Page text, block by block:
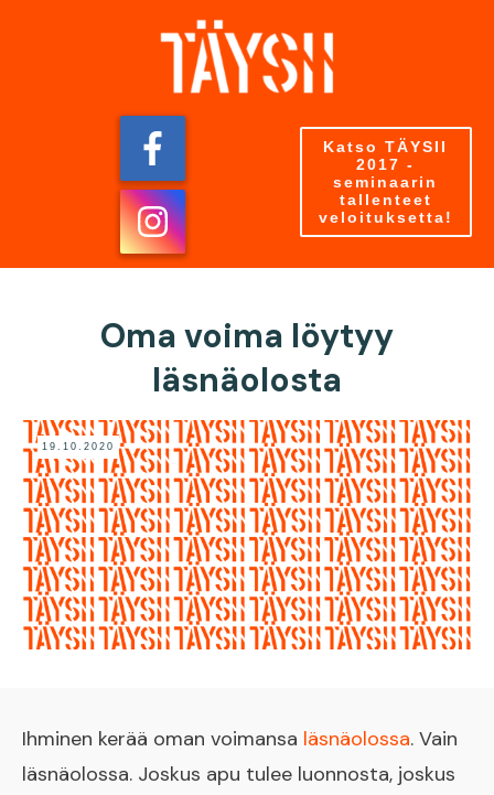
Katso TÄYSII
2017 -
seminaarin
tallenteet
veloituksetta!
Oma voima löytyy
läsnäolosta
19.10.2020
Ihminen kerää oman voimansa läsnäolossa. Vain
läsnäolossa. Joskus apu tulee luonnosta, joskus